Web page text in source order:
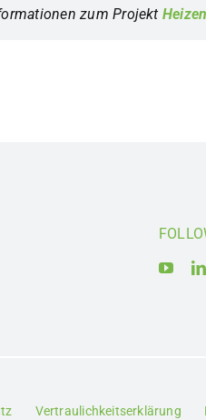
zum Projekt
Vertraulichkeitserklärung